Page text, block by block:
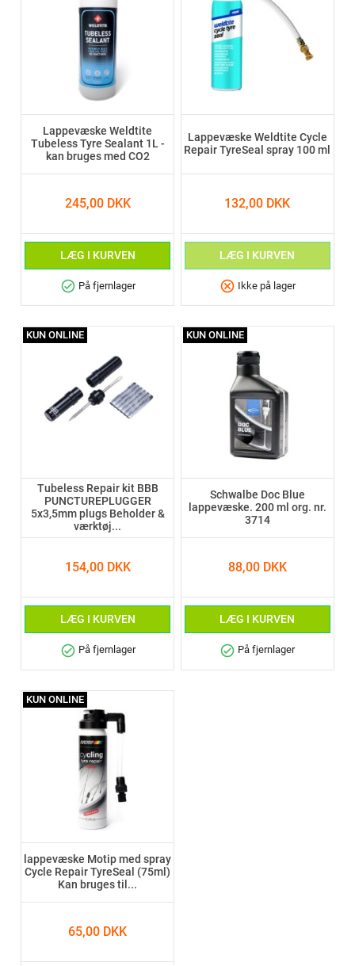
Lappevæske Weldtite
Tubeless Tyre Sealant 1L -
kan bruges med CO2
245,00 DKK
LÆG I KURVEN
check_circle På fjernlager
Lappevæske Weldtite Cycle
Repair TyreSeal spray 100 ml
132,00 DKK
LÆG I KURVEN
cancel Ikke på lager
Tubeless Repair kit BBB
PUNCTUREPLUGGER
5x3,5mm plugs Beholder &
værktøj...
154,00 DKK
LÆG I KURVEN
check_circle På fjernlager
KUN ONLINE
Schwalbe Doc Blue
lappevæske. 200 ml org. nr.
3714
88,00 DKK
LÆG I KURVEN
check_circle På fjernlager
KUN ONLINE
lappevæske Motip med spray
Cycle Repair TyreSeal (75ml)
Kan bruges til...
65,00 DKK
KUN ONLINE